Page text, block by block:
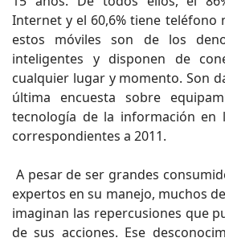
Internet y el 60,6% tiene teléfono
estos móviles son de los
inteligentes y disponen de
cualquier lugar y momento. Son
última encuesta sobre
tecnología de la información en
correspondientes a 2011.
A pesar de ser grandes
expertos en su manejo, muchos
imaginan las repercusiones que
de sus acciones. Ese